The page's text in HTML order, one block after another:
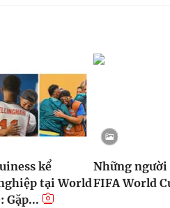
kể
tại World
Gặp...
Những
FIFA World